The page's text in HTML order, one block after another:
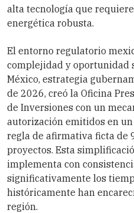
alta tecnología que
energética robusta.
El entorno regulatorio
complejidad y oportunidad
México, estrategia
de 2026, creó la Oficina
de Inversiones con un
autorización emitidos en
regla de afirmativa ficta de
proyectos. Esta
implementa con
significativamente los
históricamente han
región.